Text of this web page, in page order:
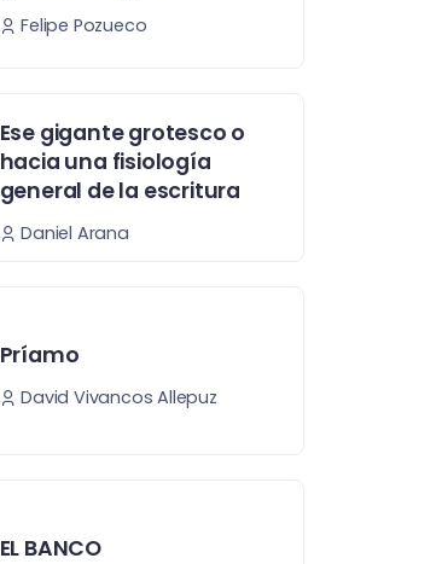
Felipe Pozueco
Ese gigante grotesco o
hacia una fisiología
general de la escritura
Daniel Arana
Príamo
David Vivancos Allepuz
EL BANCO